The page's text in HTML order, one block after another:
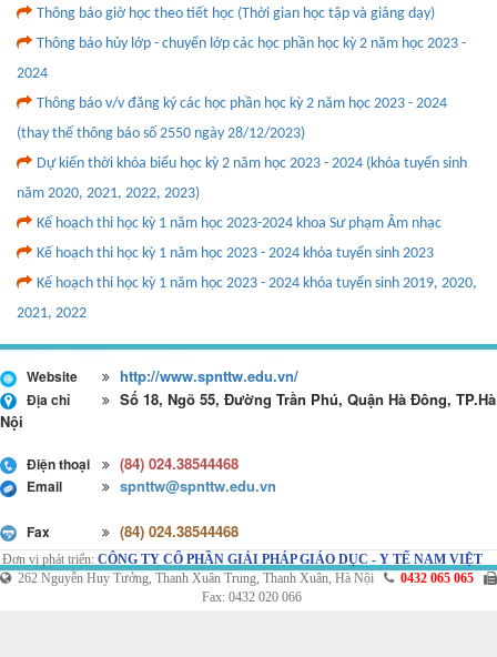
Thông báo giờ học theo tiết học (Thời gian học tập và giảng dạy)
Thông báo hủy lớp - chuyển lớp các học phần học kỳ 2 năm học 2023 -
2024
Thông báo v/v đăng ký các học phần học kỳ 2 năm học 2023 - 2024
(thay thế thông báo số 2550 ngày 28/12/2023)
Dự kiến thời khóa biểu học kỳ 2 năm học 2023 - 2024 (khóa tuyển sinh
năm 2020, 2021, 2022, 2023)
Kế hoạch thi học kỳ 1 năm học 2023-2024 khoa Sư phạm Âm nhạc
Kế hoạch thi học kỳ 1 năm học 2023 - 2024 khóa tuyển sinh 2023
Kế hoạch thi học kỳ 1 năm học 2023 - 2024 khóa tuyển sinh 2019, 2020,
2021, 2022
Website http://www.spnttw.edu.vn/
Địa chỉ
Số 18, Ngõ 55, Đường Trần Phú, Quận Hà Đông, TP.Hà
Nội
Điện thoại (84) 024.38544468
Email spnttw@spnttw.edu.vn
Fax (84) 024.38544468
Đơn vị phát triển: CÔNG TY CỔ PHẦN GIẢI PHÁP GIÁO DỤC - Y TẾ NAM VIỆT
262 Nguyễn Huy Tưởng, Thanh Xuân Trung, Thanh Xuân, Hà Nội
0432 065 065
Fax: 0432 020 066